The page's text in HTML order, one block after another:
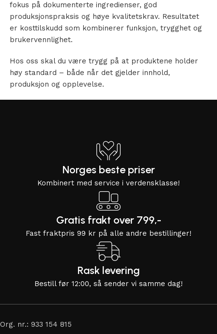
fokus på dokumenterte ingredienser, god
produksjonspraksis og høye kvalitetskrav. Resultatet
er kosttilskudd som kombinerer funksjon, trygghet og
brukervennlighet.
Hos oss skal du være trygg på at produktene holder
høy standard – både når det gjelder innhold,
produksjon og opplevelse.
Norges beste priser
Kombinert med service i verdensklasse!
Gratis frakt over 799,-
Fast fraktpris 99 kr på alle andre bestillinger!
Rask levering
Bestill før 12:00, så sender vi samme dag!
Org. nr.: 933 154 815